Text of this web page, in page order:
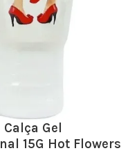
Gel
15G Hot Flowers